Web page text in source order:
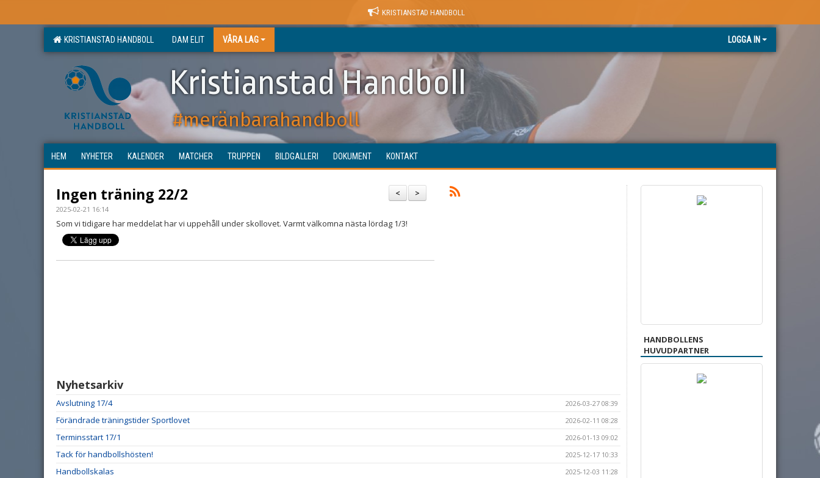
KRISTIANSTAD HANDBOLL
KRISTIANSTAD HANDBOLL DAM ELIT VÅRA LAG LOGGA IN
Kristianstad Handboll
#meränbarahandboll
HEM NYHETER KALENDER MATCHER TRUPPEN BILDGALLERI DOKUMENT KONTAKT
>
<
Ingen träning 22/2
2025-02-21 16:14
Som vi tidigare har meddelat har vi uppehåll under skollovet. Varmt välkomna nästa lördag 1/3!
Nyhetsarkiv
Avslutning 17/4 2026-03-27 08:39
Förändrade träningstider Sportlovet 2026-02-11 08:28
Terminsstart 17/1 2026-01-13 09:02
Tack för handbollshösten! 2025-12-17 10:33
Handbollskalas 2025-12-03 11:28
HANDBOLLENS
HUVUDPARTNER